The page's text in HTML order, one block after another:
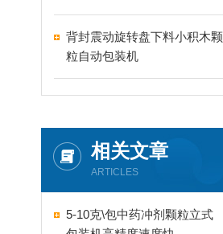
背封震动旋转盘下料小积木颗
粒自动包装机
相关文章
ARTICLES
5-10克\包中药冲剂颗粒立式